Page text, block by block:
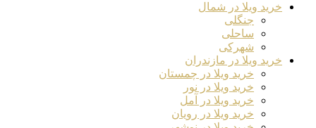
خرید ویلا در شمال
جنگلی
ساحلی
شهرکی
خرید ویلا در مازندران
خرید ویلا در چمستان
خرید ویلا در نور
خرید ویلا در آمل
خرید ویلا در رویان